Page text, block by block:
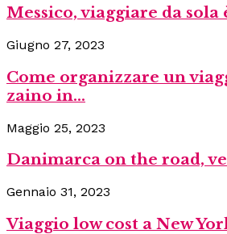
Messico, viaggiare da sola
Giugno 27, 2023
Come organizzare un
zaino in...
Maggio 25, 2023
Danimarca on the road,
Gennaio 31, 2023
Viaggio low cost a New